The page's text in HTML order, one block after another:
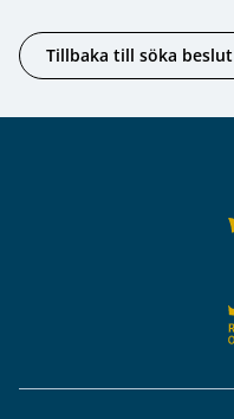
Tillbaka till söka beslut